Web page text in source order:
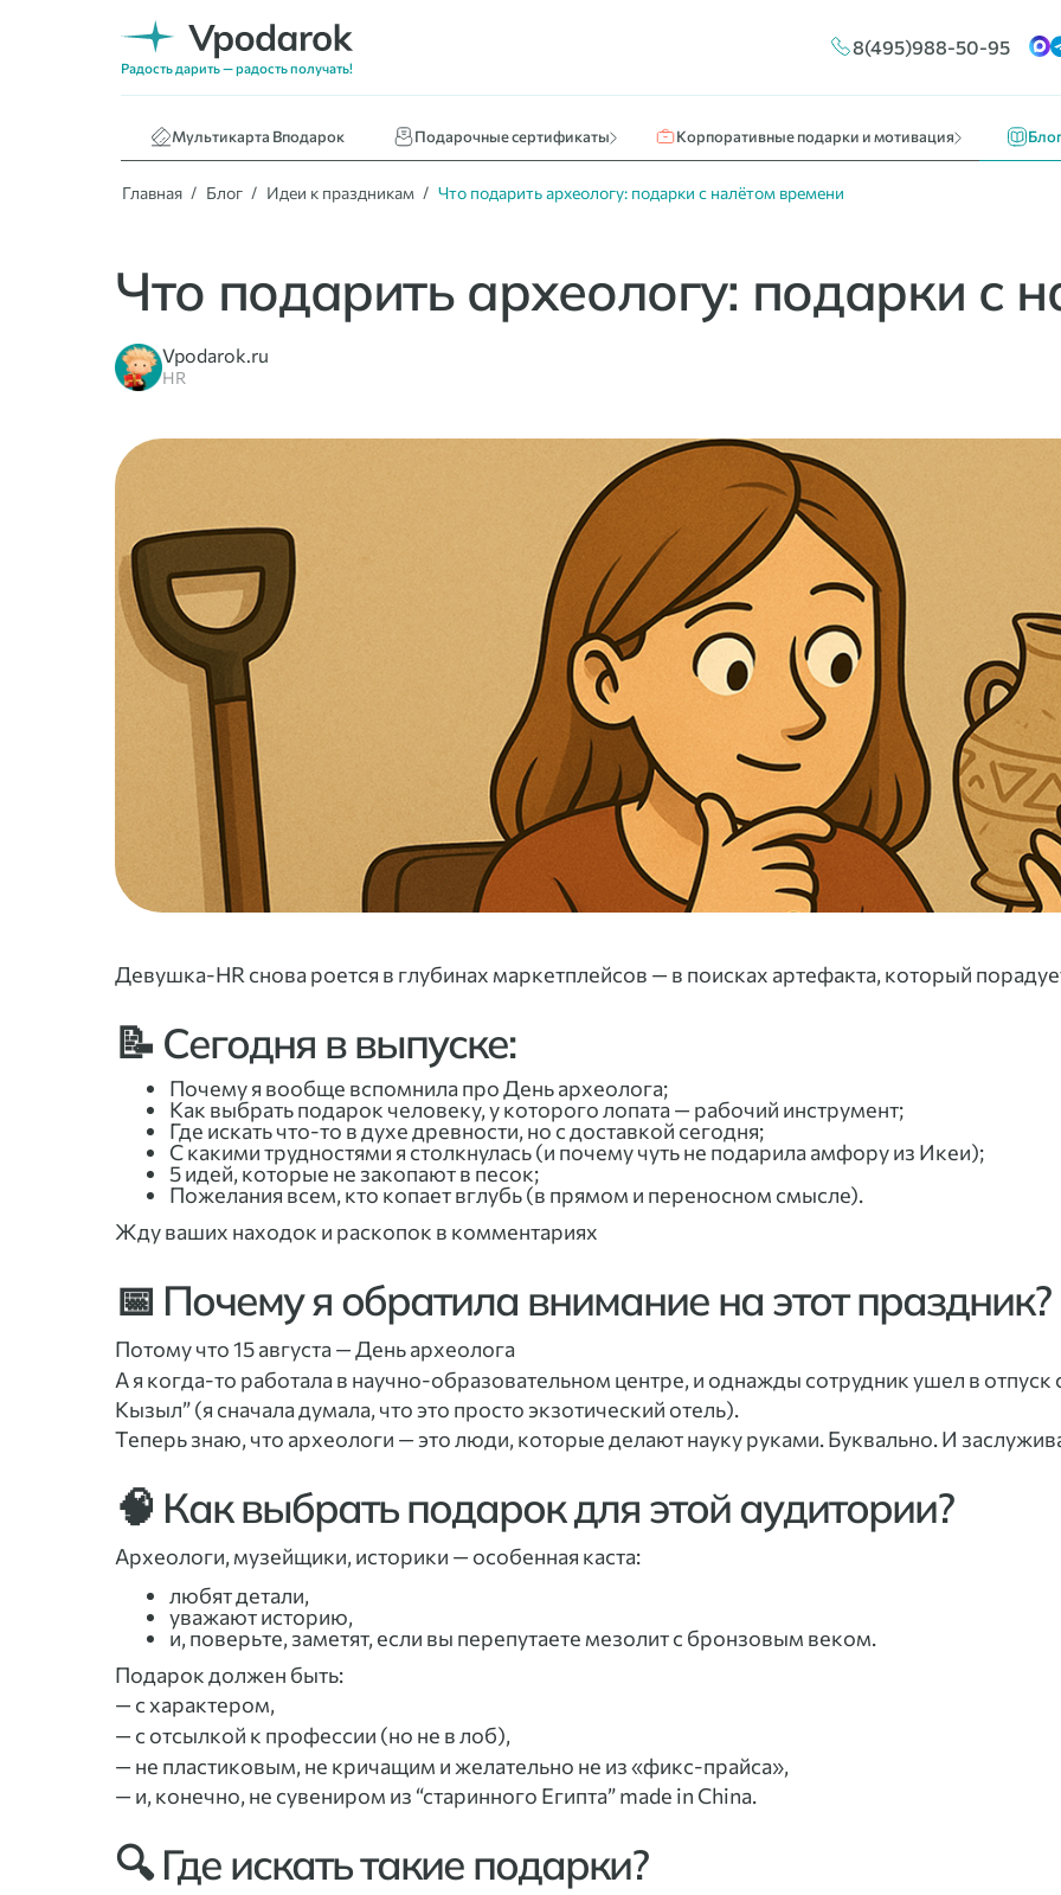
Радость дарить — радость получать!
8(495)988-50-95
Мультикарта Вподарок Подарочные сертификаты
Кино, театр, развлечения
Книги
Корпоративные подарки и мотивация
Массовые выплаты
О нас
Идеи к
Главная Блог Идеи к праздникам Что подарить археологу: подарки с налётом времени
Что подарить археологу: подарки с
Vpodarok.ru
HR
Девушка-HR снова роется в глубинах маркетплейсов — в поисках артефакта, который
📝 Сегодня в выпуске:
Почему я вообще вспомнила про День археолога;
Как выбрать подарок человеку, у которого лопата — рабочий инструмент;
Где искать что-то в духе древности, но с доставкой сегодня;
С какими трудностями я столкнулась (и почему чуть не подарила амфору из Икеи);
5 идей, которые не закопают в песок;
Пожелания всем, кто копает вглубь (в прямом и переносном смысле).
Жду ваших находок и раскопок в комментариях
📅 Почему я обратила внимание на этот праздник?
Потому что 15 августа — День археолога
А я когда-то работала в научно-образовательном центре, и однажды сотрудник ушел в
Кызыл” (я сначала думала, что это просто экзотический отель).
Теперь знаю, что археологи — это люди, которые делают науку руками. Буквально. И
🧠 Как выбрать подарок для этой аудитории?
Археологи, музейщики, историки — особенная каста:
любят детали,
уважают историю,
и, поверьте, заметят, если вы перепутаете мезолит с бронзовым веком.
Подарок должен быть:
— с характером,
— с отсылкой к профессии (но не в лоб),
— не пластиковым, не кричащим и желательно не из «фикс-прайса»,
— и, конечно, не сувениром из “старинного Египта” made in China.
🔍 Где искать такие подарки?